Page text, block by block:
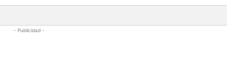
- Publicidad -